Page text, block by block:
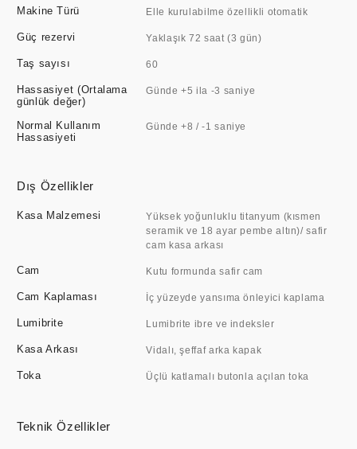
Makine Türü Elle kurulabilme özellikli otomatik
Güç rezervi Yaklaşık 72 saat (3 gün)
Taş sayısı 60
Hassasiyet (Ortalama
günlük değer)
Günde +5 ila -3 saniye
Normal Kullanım
Hassasiyeti
Günde +8 / -1 saniye
Dış Özellikler
Kasa Malzemesi
Yüksek yoğunluklu titanyum (kısmen
seramik ve 18 ayar pembe altın)/ safir
cam kasa arkası
Cam Kutu formunda safir cam
Cam Kaplaması İç yüzeyde yansıma önleyici kaplama
Lumibrite Lumibrite ibre ve indeksler
Kasa Arkası Vidalı, şeffaf arka kapak
Toka Üçlü katlamalı butonla açılan toka
Teknik Özellikler